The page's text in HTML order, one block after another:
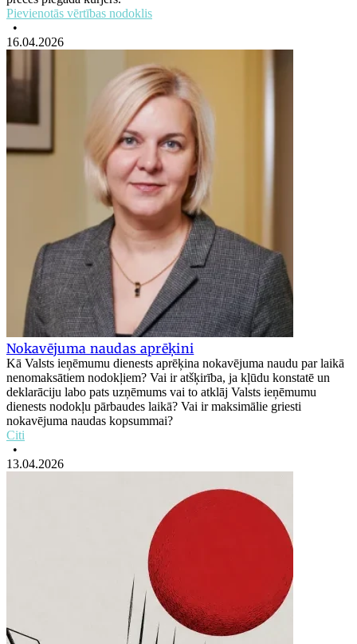
Pievienotās vērtības nodoklis
•
16.04.2026
Nokavējuma naudas aprēķini
Kā Valsts ieņēmumu dienests aprēķina nokavējuma naudu par laikā
nenomaksātiem nodokļiem? Vai ir atšķirība, ja kļūdu konstatē un
deklarāciju labo pats uzņēmums vai to atklāj Valsts ieņēmumu
dienests nodokļu pārbaudes laikā? Vai ir maksimālie griesti
nokavējuma naudas kopsummai?
Citi
•
13.04.2026